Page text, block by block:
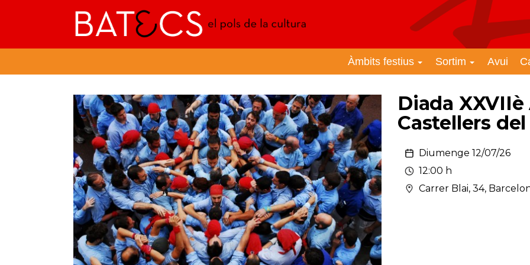
Batecs
Àmbits festius Sortim Avui
Diada
Castellers
Diumenge 12/07/26
12:00 h
Carrer Blai, 34,